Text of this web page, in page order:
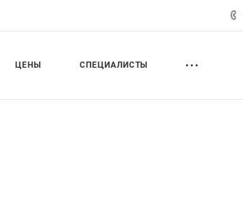
ЦЕНЫ СПЕЦИАЛИСТЫ